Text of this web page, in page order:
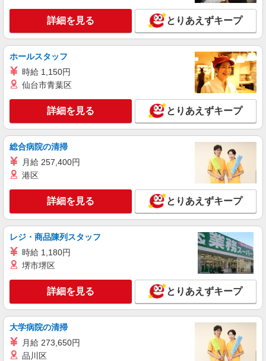
入社祝い金10万円支給(規定有) お友達を紹介頂く
と, インセンティブ支給(規定有) ゜・。○。・゜
キープ 詳細を見る
株式会社シエロ
人気機種に詳しくなれる携帯販売
時給1400円〜1450円（経験・能力による） ※
残業代支給 ★交通費別途支給（規定あり） ゜
+゜・。○。・゜+゜・。○。・゜+゜ 入社祝い金10
万円支給(規定有) お友達を紹介頂くと, インセンテ
ィブ支給(規定有) ★月2回払い・週払い可能（規程
有）★ ゜・。○。・゜+゜・。○。・゜+゜
広島県広島市安佐南区の商業施設
キープ 詳細を見る
派遣社員
【楽天モバイル】人気機種に詳しくなれる携帯
販売
時給1650円〜1850円（経験・能力による） ※
残業代支給 ★交通費別途支給（規定あり） ゜
+゜・。○。・゜+゜・。○。・゜+゜ 入社祝い金10
有）★ ゜・。○。・゜+゜・。○。・゜+゜
広島県広島市安佐南区の楽天モバイルショップ
キープ 詳細を見る
派遣社員 紹介予定派遣
株式会社シエロ
人気機種に詳しくなれる携帯販売【au】
時給1530円 ※資格手当・チーフ手当・インセ
ンティブ別途支給！ ※残業代支給 ★交通費全額支
詳細を見る とりあえずキープ
ホールスタッフ
時給 1,150円
仙台市青葉区
詳細を見る とりあえずキープ
総合病院の清掃
月給 257,400円
港区
詳細を見る とりあえずキープ
レジ・商品陳列スタッフ
時給 1,180円
堺市堺区
詳細を見る とりあえずキープ
大学病院の清掃
月給 273,650円
品川区